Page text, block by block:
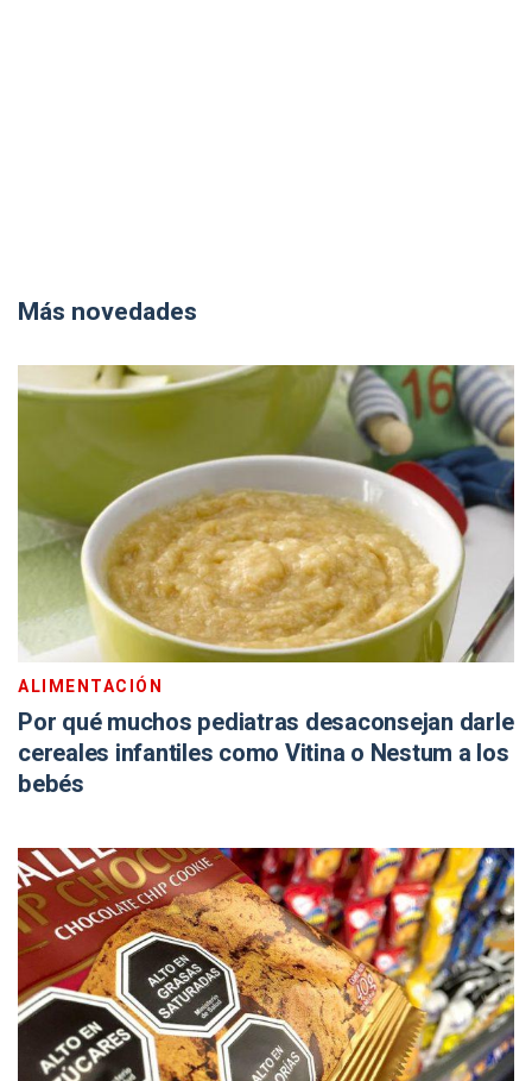
Más novedades
ALIMENTACIÓN
Por qué muchos pediatras desaconsejan darle
cereales infantiles como Vitina o Nestum a los
bebés